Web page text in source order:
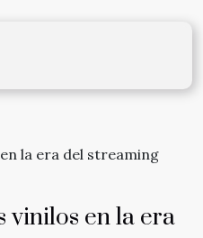
la era del streaming
vinilos en la era